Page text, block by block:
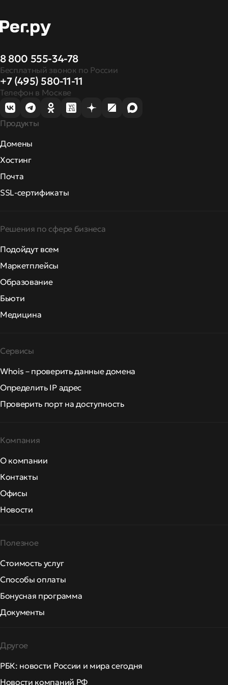
8 800 555-34-78
Бесплатный звонок по России
+7 (495) 580-11-11
Телефон в Москве
Продукты
Домены
Хостинг
Почта
SSL-сертификаты
Решения по сфере бизнеса
Подойдут всем
Маркетплейсы
Образование
Бьюти
Медицина
Сервисы
Whois – проверить данные домена
Определить IP адрес
Проверить порт на доступность
Компания
О компании
Контакты
Офисы
Новости
Полезное
Стоимость услуг
Способы оплаты
Бонусная программа
Документы
Другое
РБК: новости России и мира сегодня
Новости компаний РФ